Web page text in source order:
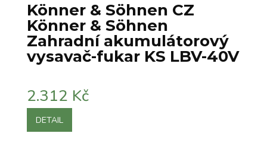
Könner & Söhnen CZ
Könner & Söhnen
Zahradní akumulátorový
vysavač-fukar KS LBV-40V
2.312 Kč
DETAIL